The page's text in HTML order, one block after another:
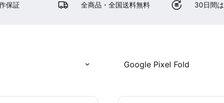
保証 全商品・全国送料無料 30日間
Google Pixel Fold